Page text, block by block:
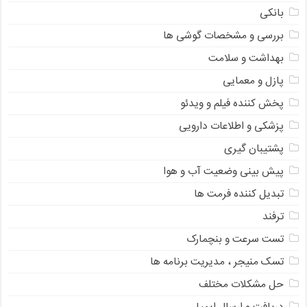
بانکی
بررسی و مشخصات گوشی ها
بهداشت و سلامت
پازل و معمایی
پخش کننده فیلم و ویدئو
پزشکی و اطلاعات دارویی
پشتیبان گیری
پیش بینی وضعیت آب و هوا
تبدیل کننده فرمت ها
ترفند
تست سرعت و بنچمارک
تسک منیجر ، مدیریت برنامه ها
حل مشکلات مختلف